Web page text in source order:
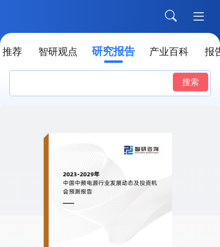
推荐 智研观点 研究报告 产业百科 报
搜索